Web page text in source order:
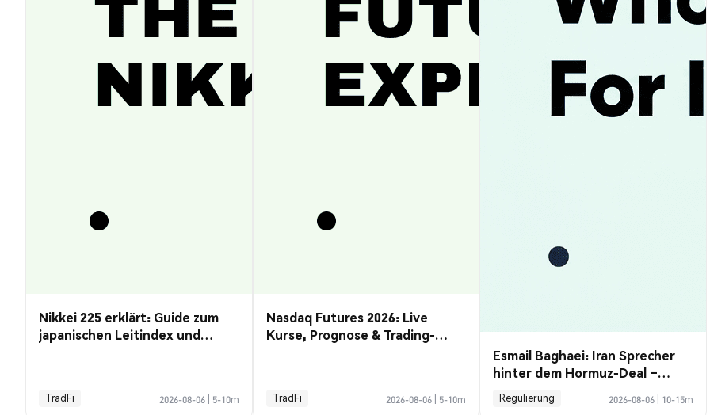
Nikkei 225 erklärt: Guide zum
japanischen Leitindex und
TradFi 2026-08-06 5-10m
Nasdaq Futures 2026: Live
Kurse, Prognose & Trading-
TradFi 2026-08-06 5-10m
Esmail Baghaei: Iran Sprecher
hinter dem Hormuz-Deal –
Profile Guide
Regulierung 2026-08-06 10-15m